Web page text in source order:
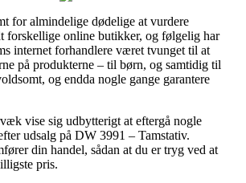
for almindelige dødelige at vurdere
forskellige online butikker, og følgelig har
internet forhandlere været tvunget til at
på produkterne – til børn, og samtidig til
og endda nogle gange garantere
vise sig udbytterigt at eftergå nogle
udsalg på DW 3991 – Tamstativ.
din handel, sådan at du er tryg ved at
pris.